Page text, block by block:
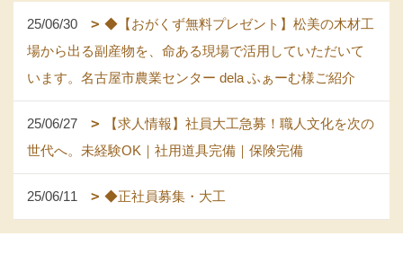
25/06/30
◆【おがくず無料プレゼント】松美の木材工
場から出る副産物を、命ある現場で活用していただいて
います。名古屋市農業センター dela ふぁーむ様ご紹介
25/06/27
【求人情報】社員大工急募！職人文化を次の
世代へ。未経験OK｜社用道具完備｜保険完備
25/06/11 ◆正社員募集・大工